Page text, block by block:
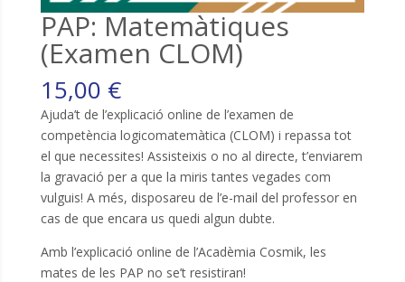
PAP: Matemàtiques
(Examen CLOM)
15,00 €
Ajuda’t de l’explicació online de l’examen de
competència logicomatemàtica (CLOM) i repassa tot
el que necessites! Assisteixis o no al directe, t’enviarem
la gravació per a que la miris tantes vegades com
vulguis! A més, disposareu de l’e-mail del professor en
cas de que encara us quedi algun dubte.
Amb l’explicació online de l’Acadèmia Cosmik, les
mates de les PAP no se’t resistiran!